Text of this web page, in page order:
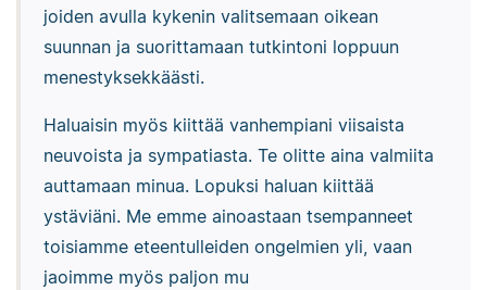
joiden avulla kykenin valitsemaan oikean
suunnan ja suorittamaan tutkintoni loppuun
menestyksekkäästi.
Haluaisin myös kiittää vanhempiani viisaista
neuvoista ja sympatiasta. Te olitte aina valmiita
auttamaan minua. Lopuksi haluan kiittää
ystäviäni. Me emme ainoastaan tsempanneet
toisiamme eteentulleiden ongelmien yli, vaan
jaoimme myös paljon mu